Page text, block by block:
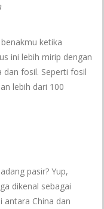
ketika
ini lebih mirip dengan
dan fosil. Seperti fosil
lebih dari 100
pasir? Yup,
dikenal sebagai
antara China dan